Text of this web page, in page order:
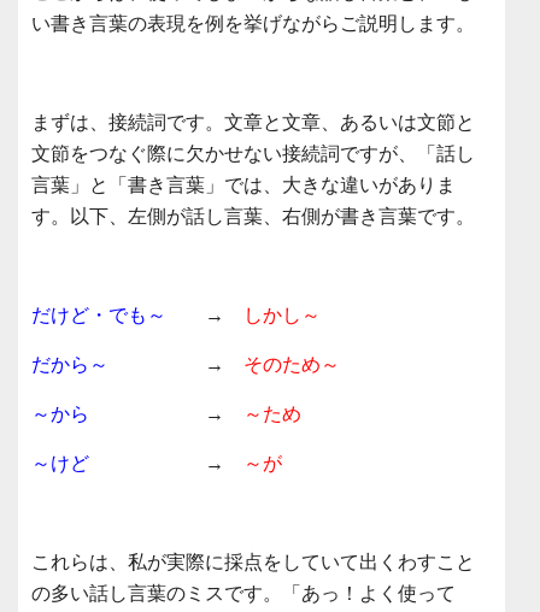
い書き言葉の表現を例を挙げながらご説明します。
まずは、接続詞です。文章と文章、あるいは文節と
文節をつなぐ際に欠かせない接続詞ですが、「話し
言葉」と「書き言葉」では、大きな違いがありま
す。以下、左側が話し言葉、右側が書き言葉です。
だけど・でも～ → しかし～
だから～ → そのため～
～から → ～ため
～けど → ～が
これらは、私が実際に採点をしていて出くわすこと
の多い話し言葉のミスです。「あっ！よく使って